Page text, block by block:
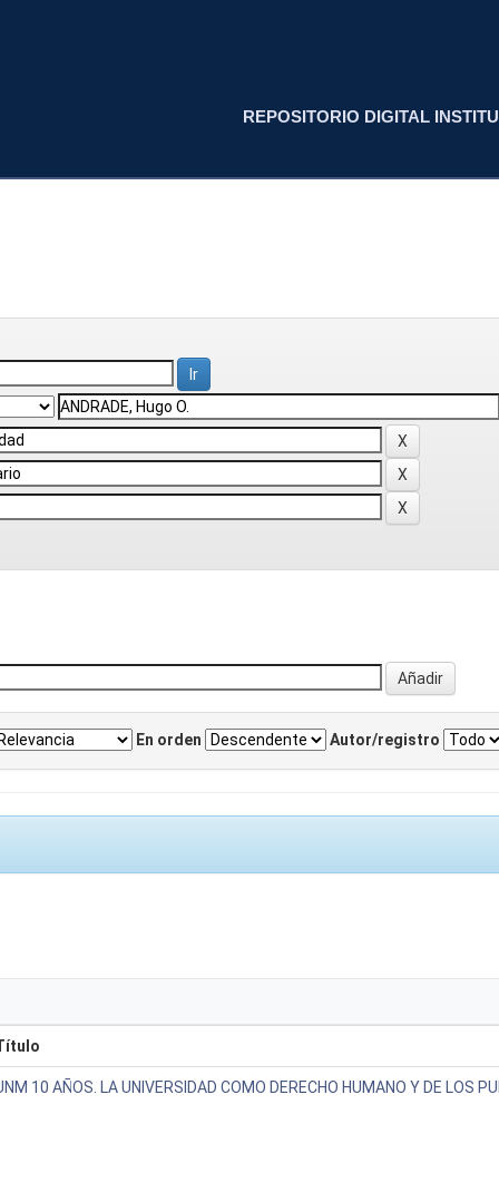
REPOSITORIO DIGITAL
En orden Autor/registro
10 AÑOS. LA UNIVERSIDAD COMO DERECHO HUMANO Y DE LOS